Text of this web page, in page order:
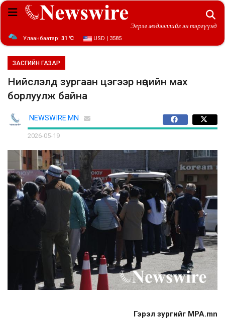
Эерэг мэдээллийг эн тэргүүнд
Улаанбаатар: 31 ℃ USD | 3585
ЗАСГИЙН ГАЗАР
Нийслэлд зургаан цэгээр нөөцийн мах
борлуулж байна
NEWSWIRE.MN
2026-05-19
Гэрэл зургийг MPA.mn